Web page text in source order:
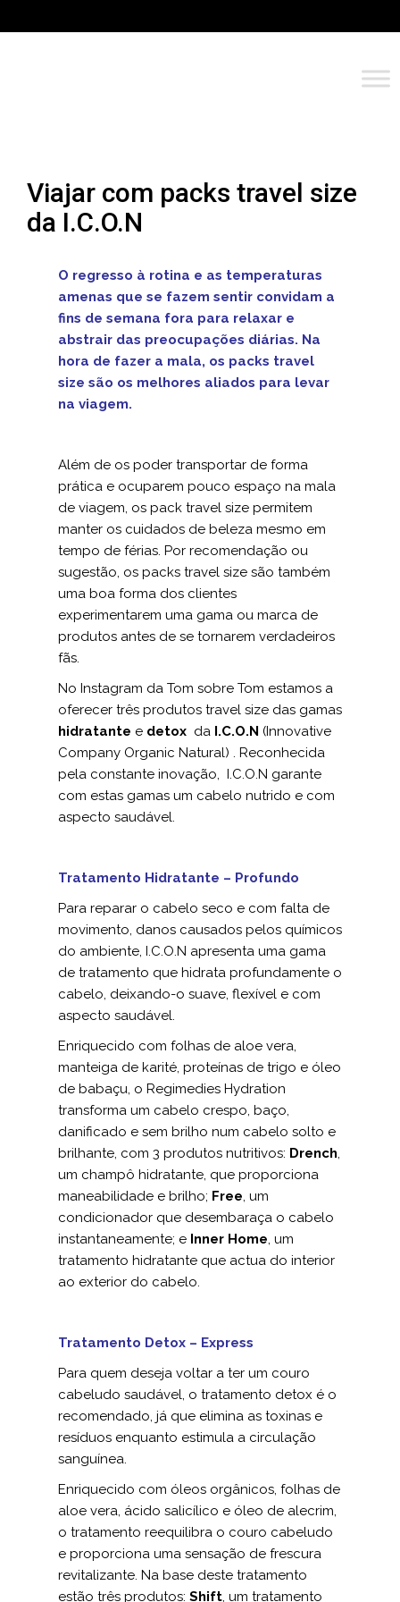
Viajar com packs travel size
da I.C.O.N
O regresso à rotina e as temperaturas
amenas que se fazem sentir convidam a
fins de semana fora para relaxar e
abstrair das preocupações diárias. Na
hora de fazer a mala, os packs travel
size são os melhores aliados para levar
na viagem.
Além de os poder transportar de forma
prática e ocuparem pouco espaço na mala
de viagem, os pack travel size permitem
manter os cuidados de beleza mesmo em
tempo de férias. Por recomendação ou
sugestão, os packs travel size são também
uma boa forma dos clientes
experimentarem uma gama ou marca de
produtos antes de se tornarem verdadeiros
fãs.
No Instagram da Tom sobre Tom estamos a
oferecer três produtos travel size das gamas
hidratante e detox da I.C.O.N (Innovative
Company Organic Natural) . Reconhecida
pela constante inovação, I.C.O.N garante
com estas gamas um cabelo nutrido e com
aspecto saudável.
Tratamento Hidratante – Profundo
Para reparar o cabelo seco e com falta de
movimento, danos causados pelos químicos
do ambiente, I.C.O.N apresenta uma gama
de tratamento que hidrata profundamente o
cabelo, deixando-o suave, flexível e com
aspecto saudável.
Enriquecido com folhas de aloe vera,
manteiga de karité, proteínas de trigo e óleo
de babaçu, o Regimedies Hydration
transforma um cabelo crespo, baço,
danificado e sem brilho num cabelo solto e
brilhante, com 3 produtos nutritivos: Drench,
um champô hidratante, que proporciona
maneabilidade e brilho; Free, um
condicionador que desembaraça o cabelo
instantaneamente; e Inner Home, um
tratamento hidratante que actua do interior
ao exterior do cabelo.
Tratamento Detox – Express
Para quem deseja voltar a ter um couro
cabeludo saudável, o tratamento detox é o
recomendado, já que elimina as toxinas e
resíduos enquanto estimula a circulação
sanguínea.
Enriquecido com óleos orgânicos, folhas de
aloe vera, ácido salicílico e óleo de alecrim,
o tratamento reequilibra o couro cabeludo
e proporciona uma sensação de frescura
revitalizante. Na base deste tratamento
estão três produtos: Shift, um tratamento